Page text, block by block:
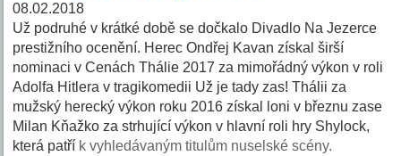
08.02.2018
Už podruhé v krátké době se dočkalo Divadlo Na Jezerce
prestižního ocenění. Herec Ondřej Kavan získal širší
nominaci v Cenách Thálie 2017 za mimořádný výkon v roli
Adolfa Hitlera v tragikomedii Už je tady zas! Thálii za
mužský herecký výkon roku 2016 získal loni v březnu zase
Milan Kňažko za strhující výkon v hlavní roli hry Shylock,
která patří k vyhledávaným titulům nuselské scény.